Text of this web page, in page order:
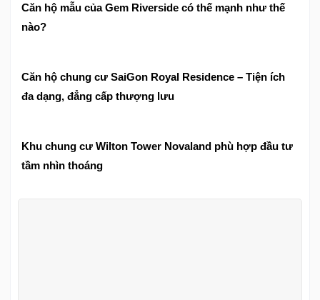
Căn hộ mẫu của Gem Riverside có thế mạnh như thế
nào?
Căn hộ chung cư SaiGon Royal Residence – Tiện ích
đa dạng, đẳng cấp thượng lưu
Khu chung cư Wilton Tower Novaland phù hợp đầu tư
tầm nhìn thoáng